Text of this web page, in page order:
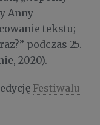
Anny
tekstu;
podczas 25.
2020).
Festiwalu